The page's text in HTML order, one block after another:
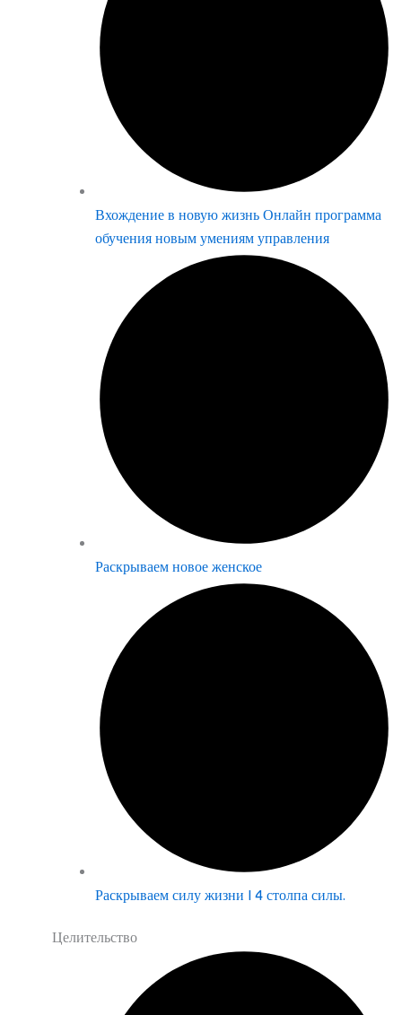
Вхождение в новую жизнь Онлайн программа
обучения новым умениям управления
Раскрываем новое женское
Раскрываем силу жизни | 4 столпа силы.
Целительство